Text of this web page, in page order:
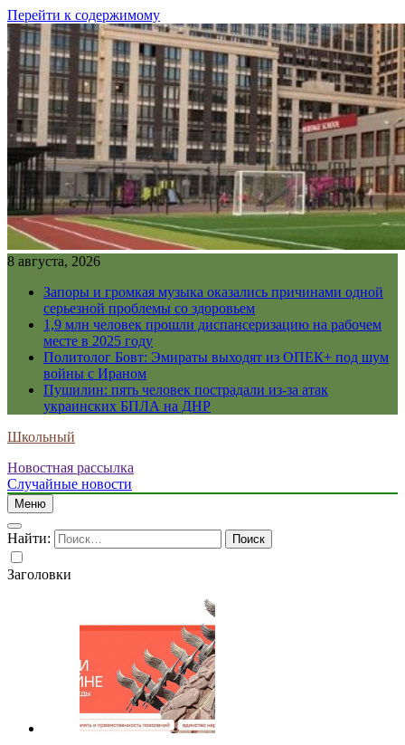
Перейти к содержимому
8 августа, 2026
Запоры и громкая музыка оказались причинами одной
серьезной проблемы со здоровьем
1,9 млн человек прошли диспансеризацию на рабочем
месте в 2025 году
Политолог Бовт: Эмираты выходят из ОПЕК+ под шум
войны с Ираном
Пушилин: пять человек пострадали из-за атак
украинских БПЛА на ДНР
Школьный
Новостная рассылка
Случайные новости
Меню
Найти:
Заголовки